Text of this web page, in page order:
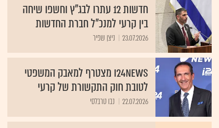
חדשות 12 עתרו לבג"ץ וחשפו שיחה
בין קרעי למנכ"ל חברת החדשות
23.07.2026 ניצן שפיר
i24NEWS מצטרף למאבק המשפטי
לטובת חוק התקשורת של קרעי
22.07.2026 נבו טרבלסי